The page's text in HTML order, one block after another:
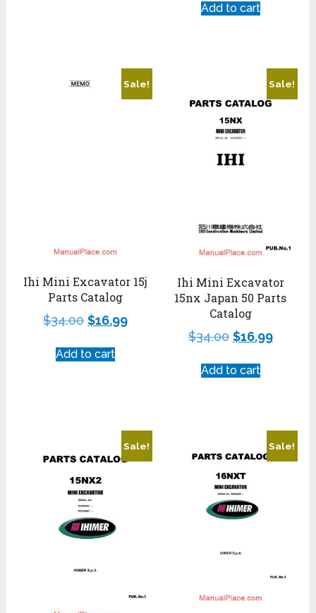
Add to cart
Sale!
Ihi Mini Excavator 15j
Parts Catalog
$34.00 $16.99
Add to cart
Sale!
Ihi Mini Excavator
15nx Japan 50 Parts
Catalog
$34.00 $16.99
Add to cart
Sale! Sale!